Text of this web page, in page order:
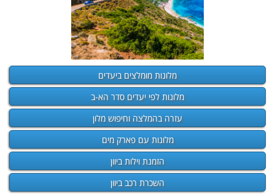
מלונות מומלצים ביעדים
מלונות לפי יעדים סדר הא-ב
עזרה בהמלצה וחיפוש מלון
מלונות עם פארק מים
הזמנת וילות ביוון
השכרת רכב ביוון